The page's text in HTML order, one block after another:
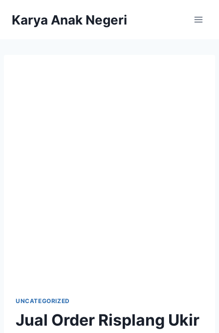
Karya Anak Negeri
UNCATEGORIZED
Jual Order Risplang Ukir